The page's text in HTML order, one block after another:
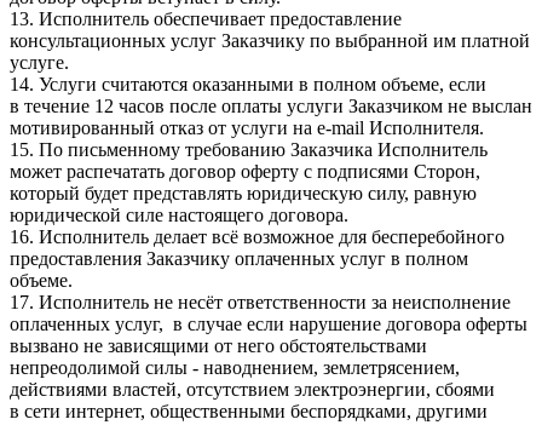
13. Исполнитель обеспечивает предоставление
консультационных услуг Заказчику по выбранной им платной
услуге.
14. Услуги считаются оказанными в полном объеме, если
в течение 12 часов после оплаты услуги Заказчиком не выслан
мотивированный отказ от услуги на e-mail Исполнителя.
15. По письменному требованию Заказчика Исполнитель
может распечатать договор оферту с подписями Сторон,
который будет представлять юридическую силу, равную
юридической силе настоящего договора.
16. Исполнитель делает всё возможное для бесперебойного
предоставления Заказчику оплаченных услуг в полном
объеме.
17. Исполнитель не несёт ответственности за неисполнение
оплаченных услуг, в случае если нарушение договора оферты
вызвано не зависящими от него обстоятельствами
непреодолимой силы - наводнением, землетрясением,
действиями властей, отсутствием электроэнергии, сбоями
в сети интернет, общественными беспорядками, другими